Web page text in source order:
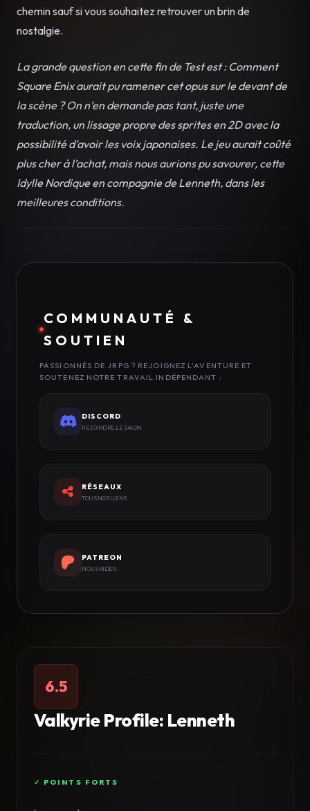
chemin sauf si vous souhaitez retrouver un brin de
nostalgie.
La grande question en cette fin de Test est : Comment
Square Enix aurait pu ramener cet opus sur le devant de
la scène ? On n’en demande pas tant, juste une
traduction, un lissage propre des sprites en 2D avec la
possibilité d’avoir les voix japonaises. Le jeu aurait coûté
plus cher à l’achat, mais nous aurions pu savourer, cette
Idylle Nordique en compagnie de Lenneth, dans les
meilleures conditions.
COMMUNAUTÉ &
SOUTIEN
PASSIONNÉS DE JRPG ? REJOIGNEZ L'AVENTURE ET
SOUTENEZ NOTRE TRAVAIL INDÉPENDANT :
DISCORD
REJOINDRE LE SALON
RÉSEAUX
TOUS NOS LIENS
PATREON
NOUS AIDER
6.5
Valkyrie Profile: Lenneth